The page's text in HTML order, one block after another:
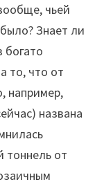
чьей
Знает ли
богато
то, что от
например,
названа
тоннель от